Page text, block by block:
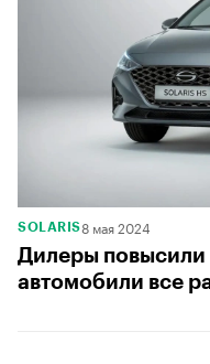
SOLARIS8 мая 2024
Дилеры
автомобили все